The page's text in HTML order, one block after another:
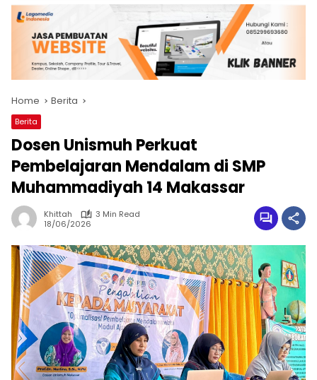
Home Berita
Berita
Dosen Unismuh Perkuat
Pembelajaran Mendalam di SMP
Muhammadiyah 14 Makassar
Khittah
3 Min Read
18/06/2026